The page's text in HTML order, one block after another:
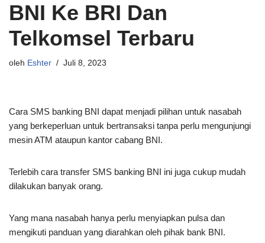
BNI Ke BRI Dan
Telkomsel Terbaru
oleh Eshter Juli 8, 2023
Cara SMS banking BNI dapat menjadi pilihan untuk nasabah
yang berkeperluan untuk bertransaksi tanpa perlu mengunjungi
mesin ATM ataupun kantor cabang BNI.
Terlebih cara transfer SMS banking BNI ini juga cukup mudah
dilakukan banyak orang.
Yang mana nasabah hanya perlu menyiapkan pulsa dan
mengikuti panduan yang diarahkan oleh pihak bank BNI.